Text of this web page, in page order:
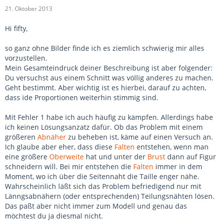
21. Oktober 2013
Hi fifty,
so ganz ohne Bilder finde ich es ziemlich schwierig mir alles
vorzustellen.
Mein Gesamteindruck deiner Beschreibung ist aber folgender:
Du versuchst aus einem Schnitt was völlig anderes zu machen.
Geht bestimmt. Aber wichtig ist es hierbei, darauf zu achten,
dass ide Proportionen weiterhin stimmig sind.
Mit Fehler 1 habe ich auch häufig zu kämpfen. Allerdings habe
ich keinen Lösungsanzatz dafür. Ob das Problem mit einem
größeren Abnäher zu beheben ist, käme auf einen Versuch an.
Ich glaube aber eher, dass diese Falten entstehen, wenn man
eine größere Oberweite hat und unter der Brust dann auf Figur
schneidern will. Bei mir entstehen die Falten immer in dem
Moment, wo ich über die Seitennaht die Taille enger nähe.
Wahrscheinlich läßt sich das Problem befriedigend nur mit
Länngsabnähern (oder entsprechenden) Teilungsnähten lösen.
Das paßt aber nicht immer zum Modell und genau das
möchtest du ja diesmal nicht.